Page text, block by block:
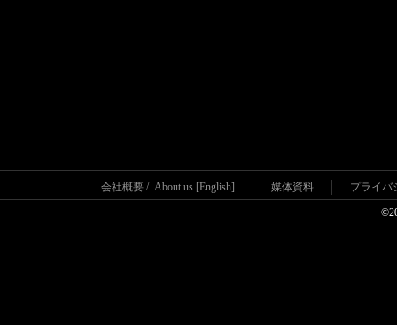
会社概要 / About us [English] 媒体資料 プライバ